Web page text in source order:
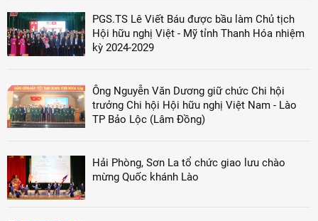
PGS.TS Lê Viết Báu được bầu làm Chủ tịch
Hội hữu nghị Việt - Mỹ tỉnh Thanh Hóa nhiệm
kỳ 2024-2029
Ông Nguyễn Văn Dương giữ chức Chi hội
trưởng Chi hội Hội hữu nghị Việt Nam - Lào
TP Bảo Lộc (Lâm Đồng)
Hải Phòng, Sơn La tổ chức giao lưu chào
mừng Quốc khánh Lào